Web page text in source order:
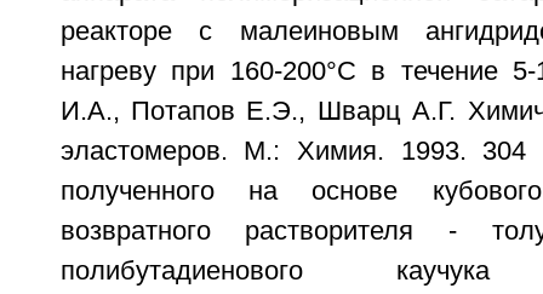
реакторе с малеиновым
нагреву при 160-200°С в течение 5-
И.А., Потапов Е.Э., Шварц А.Г.
эластомеров. М.: Химия. 1993.
полученного на основе
возвратного растворителя -
полибутадиенового